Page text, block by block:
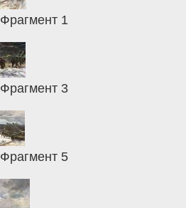
Фрагмент 1
Фрагмент 3
Фрагмент 5